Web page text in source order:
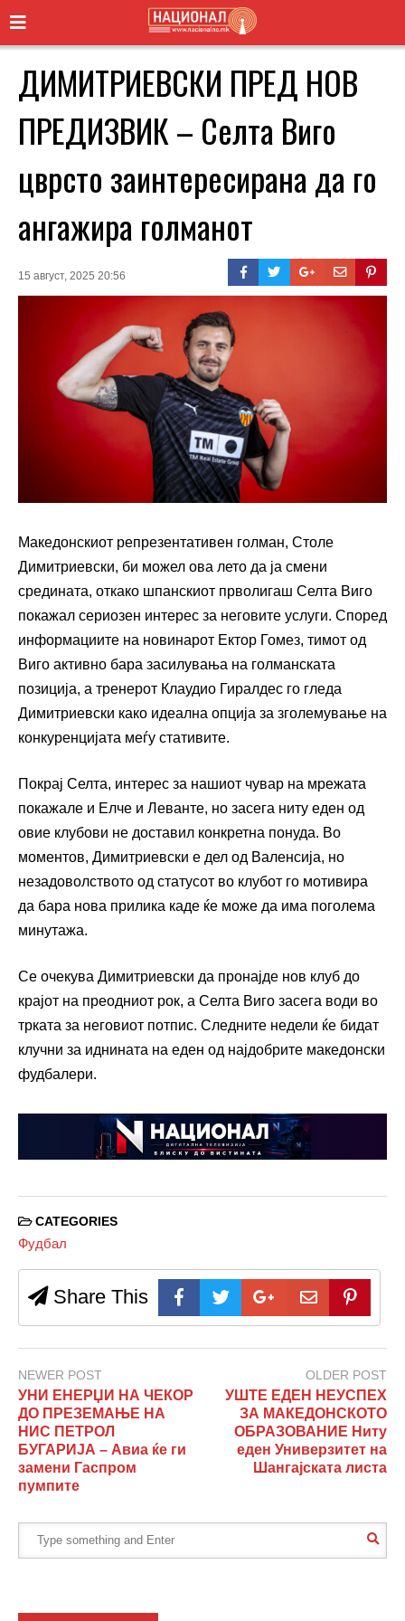
ДИМИТРИЕВСКИ ПРЕД НОВ
ПРЕДИЗВИК – Селта Виго
цврсто заинтересирана да го
ангажира голманот
15 август, 2025 20:56
Македонскиот репрезентативен голман, Столе
Димитриевски, би можел ова лето да ја смени
средината, откако шпанскиот прволигаш Селта Виго
покажал сериозен интерес за неговите услуги. Според
информациите на новинарот Ектор Гомез, тимот од
Виго активно бара засилувања на голманската
позиција, а тренерот Клаудио Гиралдес го гледа
Димитриевски како идеална опција за зголемување на
конкуренцијата меѓу стативите.
Покрај Селта, интерес за нашиот чувар на мрежата
покажале и Елче и Леванте, но засега ниту еден од
овие клубови не доставил конкретна понуда. Во
моментов, Димитриевски е дел од Валенсија, но
незадоволството од статусот во клубот го мотивира
да бара нова прилика каде ќе може да има поголема
минутажа.
Се очекува Димитриевски да пронајде нов клуб до
крајот на преодниот рок, а Селта Виго засега води во
трката за неговиот потпис. Следните недели ќе бидат
клучни за иднината на еден од најдобрите македонски
фудбалери.
CATEGORIES
Фудбал
Share This
NEWER POST
УНИ ЕНЕРЏИ НА ЧЕКОР
ДО ПРЕЗЕМАЊЕ НА
НИС ПЕТРОЛ
БУГАРИЈА – Авиа ќе ги
замени Гаспром
пумпите
OLDER POST
УШТЕ ЕДЕН НЕУСПЕХ
ЗА МАКЕДОНСКОТО
ОБРАЗОВАНИЕ Ниту
еден Универзитет на
Шангајската листа